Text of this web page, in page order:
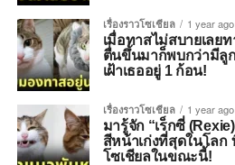
เรื่องราวโซเชียล 1 year ago
เมื่อทาสไม่สบายเลย
ตื่นขึ้นมาก็พบกว่ามีลู
เฝ้าเธออยู่ 1 ก้อน!
เรื่องราวโซเชียล 1 year ago
มารู้จัก “เร็กซี่
สีหน้าเก่งที่สุดในโลก
โซเชียลในขณะนี้!